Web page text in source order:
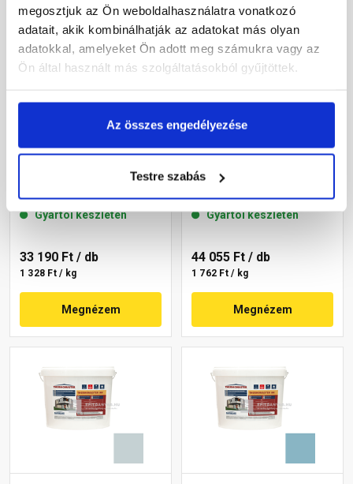
megosztjuk az Ön weboldalhasználatra vonatkozó
adatait, akik kombinálhatják az adatokat más olyan
adatokkal, amelyeket Ön adott meg számukra vagy az
Ön által használt más szolgáltatásokból gyűjtöttek.
Az összes engedélyezése
Testre szabás
Masterplast
Thermomaster szilikon
mm 36-F 25 kg
Gyártói készleten
33 190 Ft / db
1 328 Ft / kg
Megnézem
Masterplast
Thermomaster szilikon
vékonyvakolat, kapart 1,5
mm 36-C 25 kg
Gyártói készleten
44 055 Ft / db
1 762 Ft / kg
Megnézem